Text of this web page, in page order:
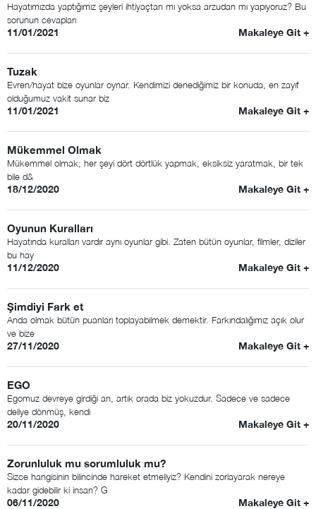
Hayatımızda yaptığımız şeyleri ihtiyaçtan mı yoksa arzudan mı yapıyoruz? Bu
sorunun cevapları
11/01/2021 Makaleye Git +
Tuzak
Evren/hayat bize oyunlar oynar. Kendimizi denediğimiz bir konuda, en zayıf
olduğumuz vakit sunar biz
11/01/2021 Makaleye Git +
Mükemmel Olmak
Mükemmel olmak; her şeyi dört dörtlük yapmak, eksiksiz yaratmak, bir tek
bile d&
18/12/2020 Makaleye Git +
Oyunun Kuralları
Hayatında kuralları vardır aynı oyunlar gibi. Zaten bütün oyunlar, filmler, diziler
bu hay
11/12/2020 Makaleye Git +
Şimdiyi Fark et
Anda olmak bütün puanları toplayabilmek demektir. Farkındalığımız açık olur
ve bize
27/11/2020 Makaleye Git +
EGO
Egomuz devreye girdiği an, artık orada biz yokuzdur. Sadece ve sadece
deliye dönmüş, kendi
20/11/2020 Makaleye Git +
Zorunluluk mu sorumluluk mu?
Sizce hangisinin bilincinde hareket etmeliyiz? Kendini zorlayarak nereye
kadar gidebilir ki insan? G
06/11/2020 Makaleye Git +